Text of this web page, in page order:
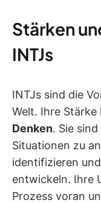
Stärken
INTJs
INTJs sind die
Welt. Ihre Stärke
Denken. Sie
Situationen zu
identifizieren
entwickeln. Ihre
Prozess voran